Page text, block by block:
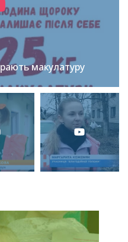
макулатуру